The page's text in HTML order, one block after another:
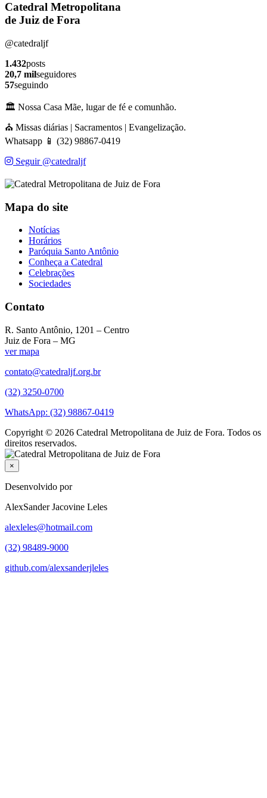
Catedral Metropolitana
de Juiz de Fora
@catedraljf
1.432posts
20,7 milseguidores
57seguindo
🏛️ Nossa Casa Mãe, lugar de fé e comunhão.
⛪ Missas diárias | Sacramentos | Evangelização.
Whatsapp 📱 (32) 98867-0419
Seguir @catedraljf
Mapa do site
Notícias
Horários
Paróquia Santo Antônio
Conheça a Catedral
Celebrações
Sociedades
Contato
R. Santo Antônio, 1201 – Centro
Juiz de Fora – MG
ver mapa
contato@catedraljf.org.br
(32) 3250-0700
WhatsApp: (32) 98867-0419
Copyright © 2026 Catedral Metropolitana de Juiz de Fora. Todos os
direitos reservados.
×
Desenvolvido por
AlexSander Jacovine Leles
alexleles@hotmail.com
(32) 98489-9000
github.com/alexsanderjleles